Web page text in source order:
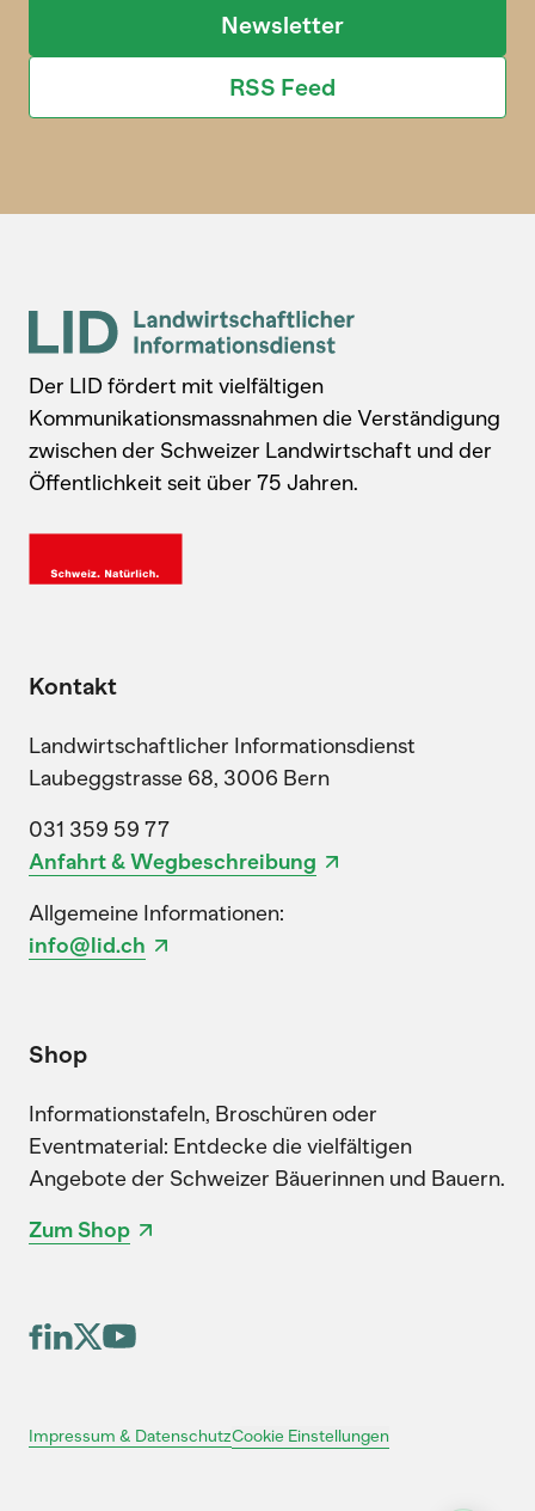
Newsletter
RSS Feed
Der LID fördert mit vielfältigen
Kommunikationsmassnahmen die Verständigung
zwischen der Schweizer Landwirtschaft und der
Öffentlichkeit seit über 75 Jahren.
Kontakt
Landwirtschaftlicher Informationsdienst
Laubeggstrasse 68, 3006 Bern
031 359 59 77
Anfahrt & Wegbeschreibung
Allgemeine Informationen:
info@lid.ch
Shop
Informationstafeln, Broschüren oder
Eventmaterial: Entdecke die vielfältigen
Angebote der Schweizer Bäuerinnen und Bauern.
Zum Shop
Impressum & DatenschutzCookie Einstellungen